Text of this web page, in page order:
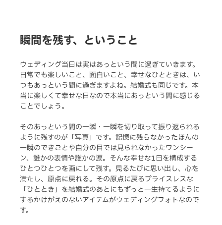
瞬間を残す、ということ
ウェディング当日は実はあっという間に過ぎていきます。
日常でも楽しいこと、面白いこと、幸せなひとときは、い
つもあっという間に過ぎますよね。結婚式も同じです。本
当に楽しくて幸せな日なので本当にあっという間に感じる
ことでしょう。
そのあっという間の一瞬・一瞬を切り取って振り返られる
ように残すのが「写真」です。記憶に残らなかったほんの
一瞬のできごとや自分の目では見られなかったワンシー
ン、誰かの表情や誰かの涙。そんな幸せな1日を構成する
ひとつひとつを画にして残す。見るたびに思い出し、心を
満たし、原点に戻れる。その原点に戻るプライスレスな
「ひととき」を結婚式のあとにもずっと一生持てるように
するかけがえのないアイテムがウェディングフォトなので
す。